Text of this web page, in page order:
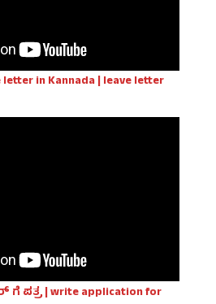
in Kannada | leave letter
ಪತ್ರ | write application for